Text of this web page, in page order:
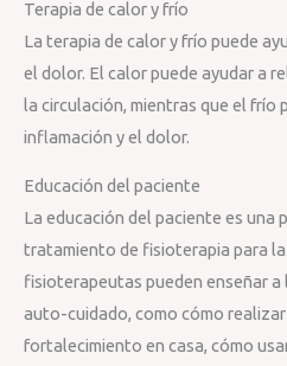
Terapia de calor y frío
La terapia de calor y frío puede
el dolor. El calor puede ayudar a
la circulación, mientras que el frío
inflamación y el dolor.
Educación del paciente
La educación del paciente es una
tratamiento de fisioterapia para la
fisioterapeutas pueden enseñar
auto-cuidado, como cómo
fortalecimiento en casa, cómo